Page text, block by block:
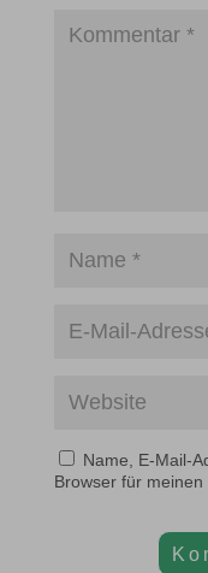
Name, E-Mail-
Browser für